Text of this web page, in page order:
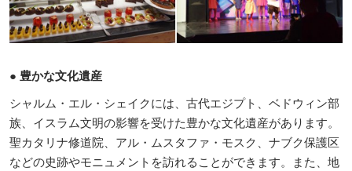
● 豊かな文化遺産
シャルム・エル・シェイクには、古代エジプト、ベドウィン部
族、イスラム文明の影響を受けた豊かな文化遺産があります。
聖カタリナ修道院、アル・ムスタファ・モスク、ナブク保護区
などの史跡やモニュメントを訪れることができます。また、地